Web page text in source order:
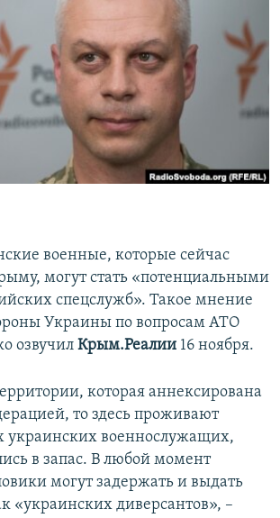
СУДЯТ?
КРЫМА
RL
военные, которые сейчас
могут стать «потенциальными
спецслужб». Такое мнение
Украины по вопросам АТО
озвучил Крым.Реалии 16 ноября.
которая аннексирована
то здесь проживают
украинских военнослужащих,
в запас. В любой момент
могут задержать и выдать
«украинских диверсантов», –